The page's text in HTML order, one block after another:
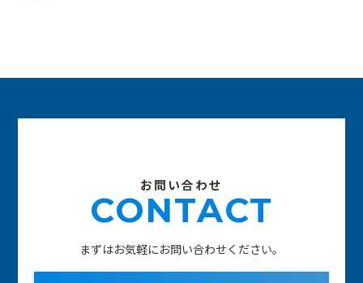
お問い合わせ
CONTACT
まずはお気軽にお問い合わせください。